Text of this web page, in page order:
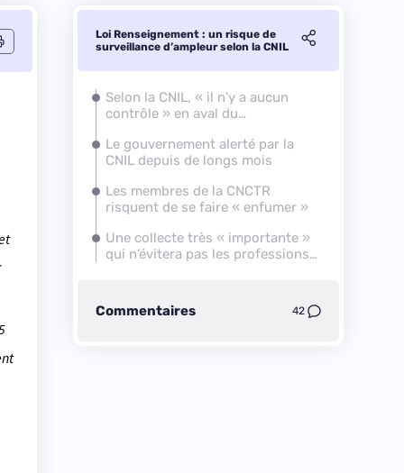
Loi Renseignement : un risque de
surveillance d’ampleur selon la CNIL
Selon la CNIL, « il n’y a aucun
contrôle » en aval du
Le gouvernement alerté par la
CNIL depuis de longs mois
Les membres de la CNCTR
risquent de se faire « enfumer »
Une collecte très « importante »
qui n’évitera pas les professions
Commentaires 42